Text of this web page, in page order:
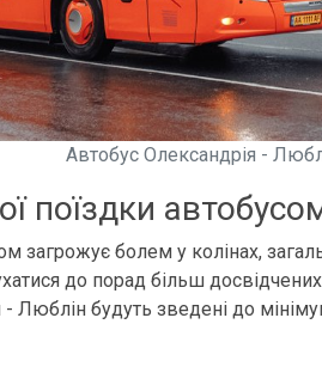
Автобус Олександрія -
поїздки
загрожує болем у колінах,
до порад більш
- Люблін будуть зведені до